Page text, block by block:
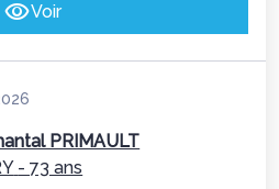
Voir
PRIMAULT
- 73 ans